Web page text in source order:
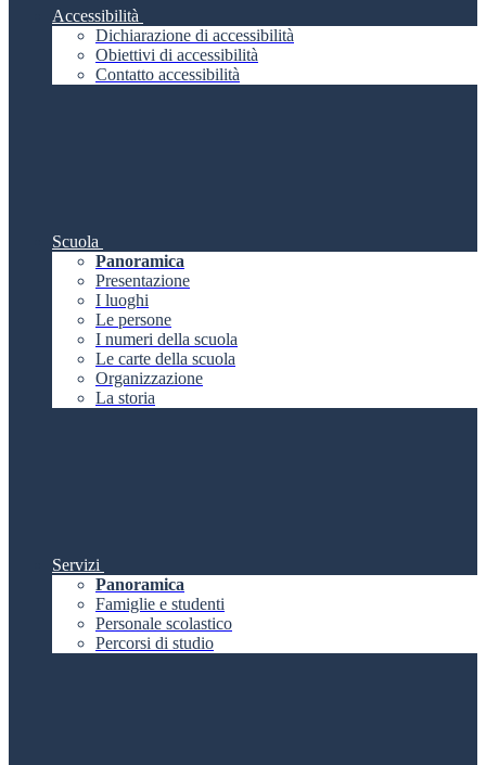
Accessibilità
Dichiarazione di accessibilità
Obiettivi di accessibilità
Contatto accessibilità
Scuola
Panoramica
Presentazione
I luoghi
Le persone
I numeri della scuola
Le carte della scuola
Organizzazione
La storia
Servizi
Panoramica
Famiglie e studenti
Personale scolastico
Percorsi di studio